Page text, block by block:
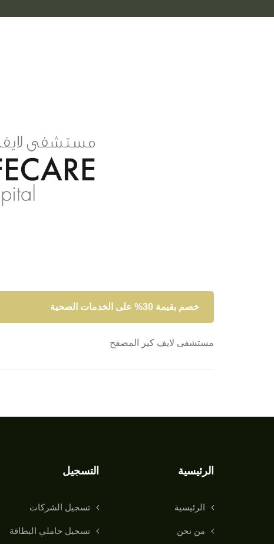
خصم بقيمة 30% على الخدمات الصحية
مستشفى لايف كير المصفح
الرئيسية
الرئيسية
من نحن
التسجيل
تسجيل الشركات
تسجيل حاملي البطاقة